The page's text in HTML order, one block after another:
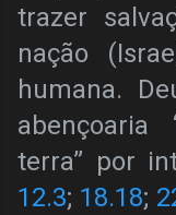
trazer
nação
humana.
terra” por
12.3; 18.18;